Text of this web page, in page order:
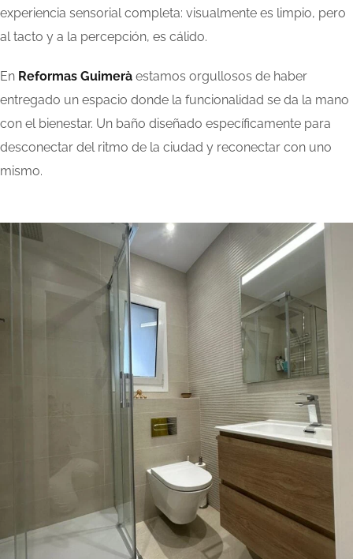
experiencia sensorial completa: visualmente es limpio, pero
al tacto y a la percepción, es cálido.
En Reformas Guimerà estamos orgullosos de haber
entregado un espacio donde la funcionalidad se da la mano
con el bienestar. Un baño diseñado específicamente para
desconectar del ritmo de la ciudad y reconectar con uno
mismo.